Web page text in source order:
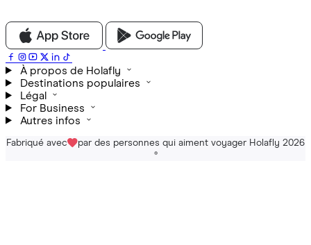
À propos de Holafly
Destinations populaires
Légal
For Business
Autres infos
Fabriqué avec par des personnes qui aiment voyager Holafly 2026
®